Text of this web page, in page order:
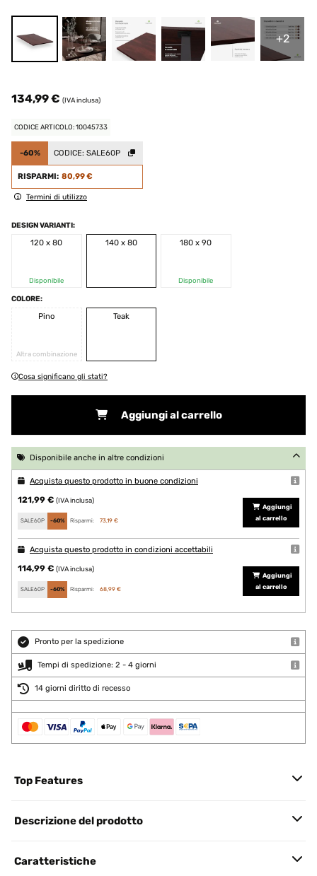
+2
134,99 € (IVA inclusa)
CODICE ARTICOLO: 10045733
-60% CODICE: SALE60P
RISPARMI: 80,99 €
Termini di utilizzo
DESIGN VARIANTI:
120 x 80
Disponibile
140 x 80 180 x 90
Disponibile
COLORE:
Pino
Altra combinazione
Teak
Cosa significano gli stati?
Aggiungi al carrello
Disponibile anche in altre condizioni
Acquista questo prodotto in buone condizioni
121,99 € (IVA inclusa)
SALE60P -60% Risparmi: 73,19 €
Aggiungi
al carrello
Acquista questo prodotto in condizioni accettabili
114,99 € (IVA inclusa)
SALE60P -60% Risparmi: 68,99 €
Aggiungi
al carrello
Pronto per la spedizione
Tempi di spedizione: 2 - 4 giorni
14 giorni diritto di recesso
Top Features
Descrizione del prodotto
Caratteristiche